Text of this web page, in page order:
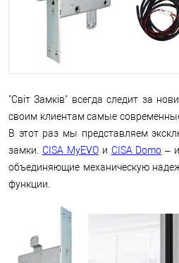
"Світ Замків" всегда следит за
своим клиентам самые
В этот раз мы представляем
замки. CISA MyEVOи CISA Domo –
объединяющие механическую
функции.